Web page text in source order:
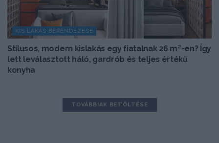
KIS LAKÁS BERENDEZÉSE
Stílusos, modern kislakás egy fiatalnak 26 m²-en? Így
lett leválasztott háló, gardrób és teljes értékű
konyha
TOVÁBBIAK BETÖLTÉSE